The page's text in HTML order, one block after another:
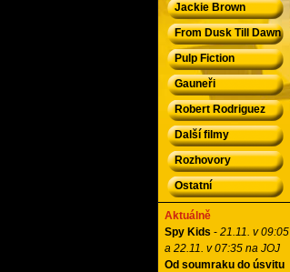
Jackie Brown
From Dusk Till Dawn
Pulp Fiction
Gauneři
Robert Rodriguez
Další filmy
Rozhovory
Ostatní
Aktuálně
Spy Kids - 21.11. v 09:05
a 22.11. v 07:35 na JOJ
Od soumraku do úsvitu